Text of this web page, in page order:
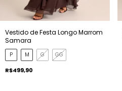
Vestido de Festa Longo Marrom
Samara
P M G GG
R$499,90